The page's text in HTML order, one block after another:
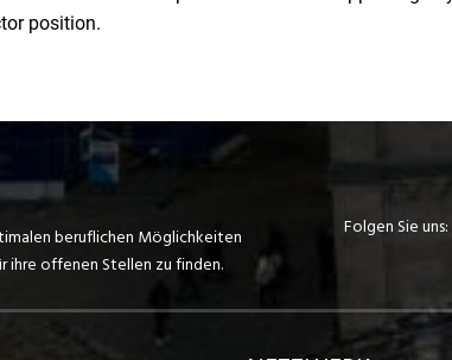
beruflichen Möglichkeiten
ihre offenen Stellen zu finden.
Folgen Sie uns